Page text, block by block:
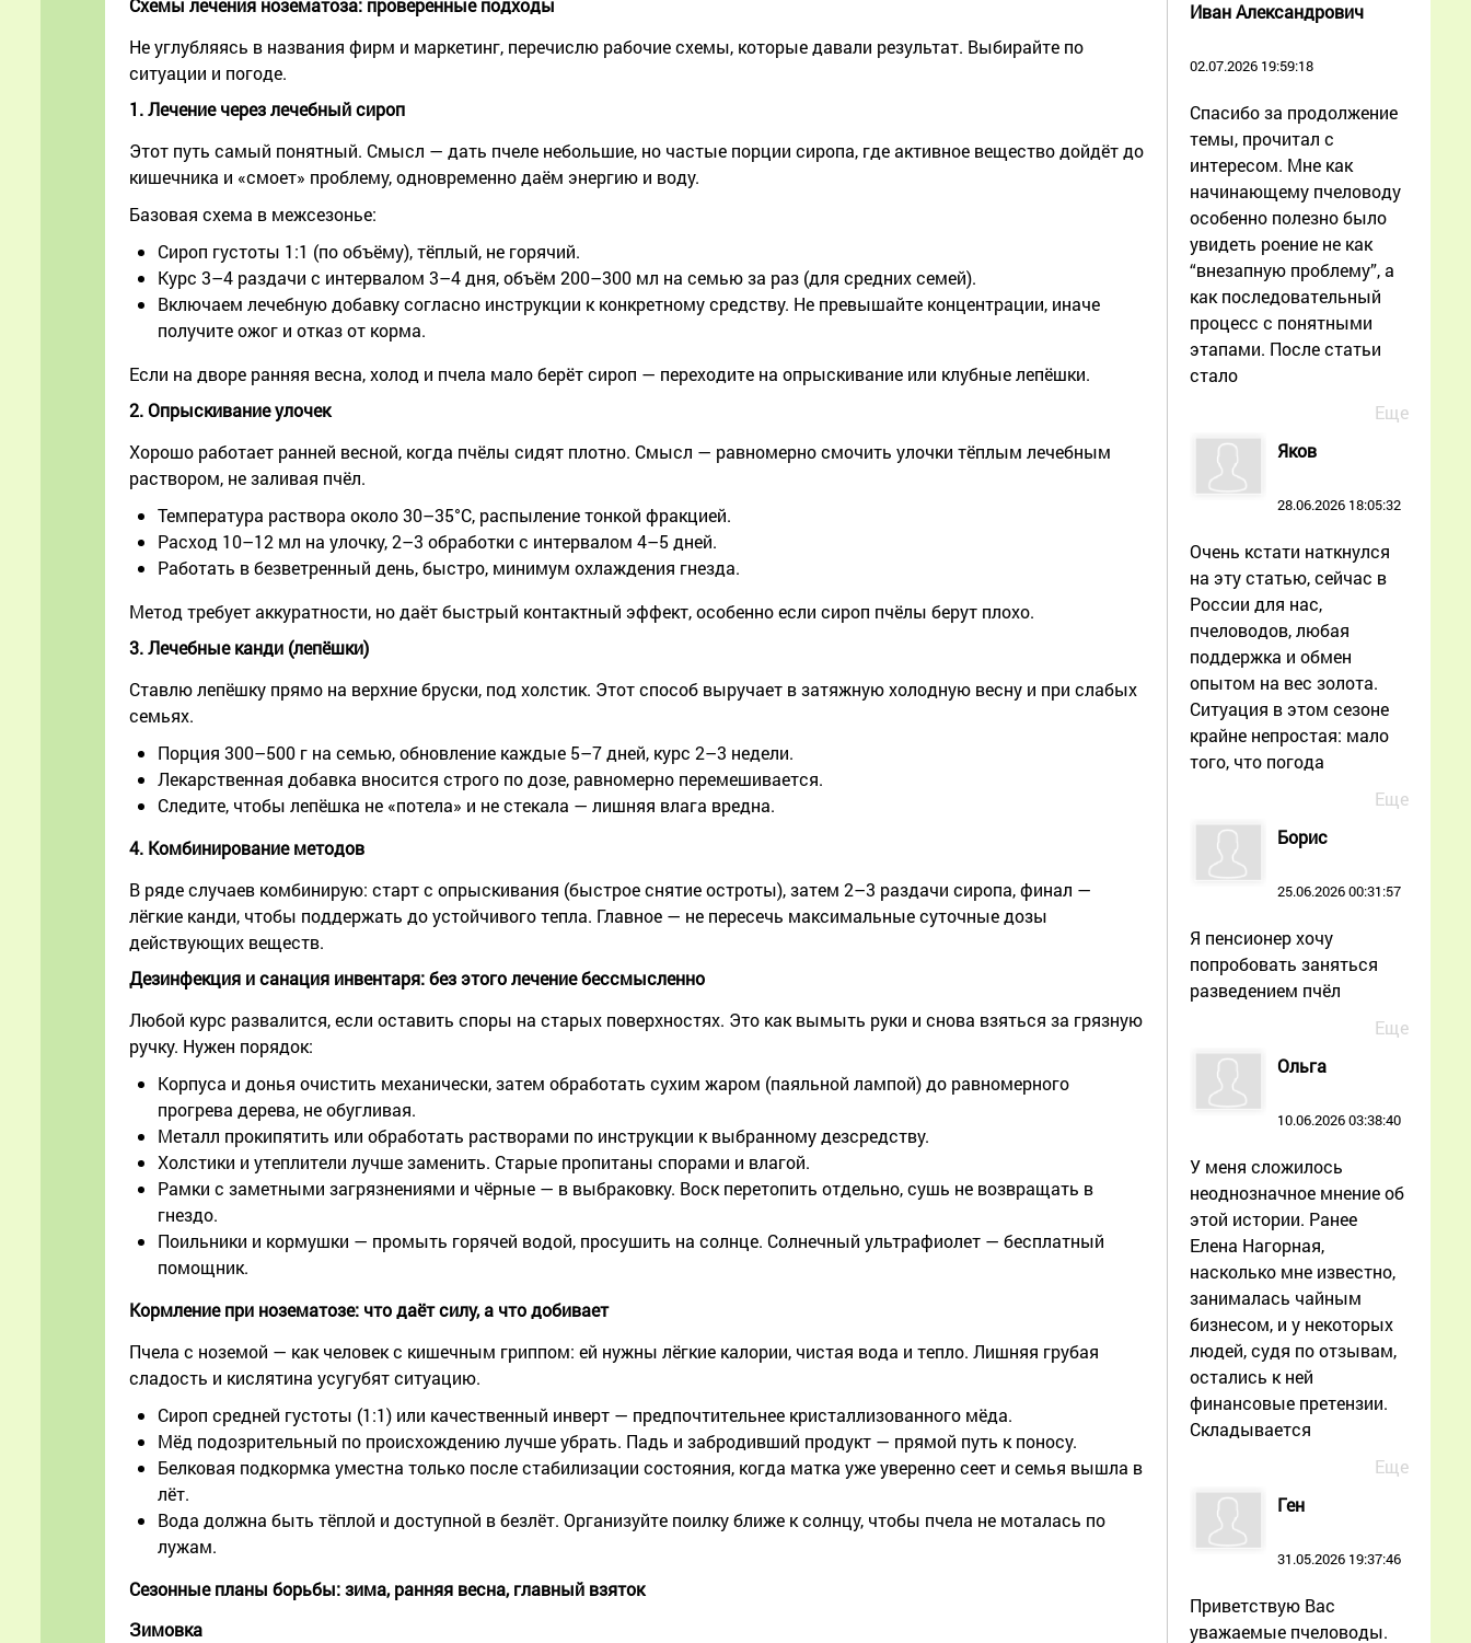
Схемы лечения нозематоза: проверенные подходы
Не углубляясь в названия фирм и маркетинг, перечислю рабочие схемы, которые давали результат. Выбирайте по
ситуации и погоде.
1. Лечение через лечебный сироп
Этот путь самый понятный. Смысл — дать пчеле небольшие, но частые порции сиропа, где активное вещество дойдёт до
кишечника и «смоет» проблему, одновременно даём энергию и воду.
Базовая схема в межсезонье:
Сироп густоты 1:1 (по объёму), тёплый, не горячий.
Курс 3–4 раздачи с интервалом 3–4 дня, объём 200–300 мл на семью за раз (для средних семей).
Включаем лечебную добавку согласно инструкции к конкретному средству. Не превышайте концентрации, иначе
получите ожог и отказ от корма.
Если на дворе ранняя весна, холод и пчела мало берёт сироп — переходите на опрыскивание или клубные лепёшки.
2. Опрыскивание улочек
Хорошо работает ранней весной, когда пчёлы сидят плотно. Смысл — равномерно смочить улочки тёплым лечебным
раствором, не заливая пчёл.
Температура раствора около 30–35°C, распыление тонкой фракцией.
Расход 10–12 мл на улочку, 2–3 обработки с интервалом 4–5 дней.
Работать в безветренный день, быстро, минимум охлаждения гнезда.
Метод требует аккуратности, но даёт быстрый контактный эффект, особенно если сироп пчёлы берут плохо.
3. Лечебные канди (лепёшки)
Ставлю лепёшку прямо на верхние бруски, под холстик. Этот способ выручает в затяжную холодную весну и при слабых
семьях.
Порция 300–500 г на семью, обновление каждые 5–7 дней, курс 2–3 недели.
Лекарственная добавка вносится строго по дозе, равномерно перемешивается.
Следите, чтобы лепёшка не «потела» и не стекала — лишняя влага вредна.
4. Комбинирование методов
В ряде случаев комбинирую: старт с опрыскивания (быстрое снятие остроты), затем 2–3 раздачи сиропа, финал —
лёгкие канди, чтобы поддержать до устойчивого тепла. Главное — не пересечь максимальные суточные дозы
действующих веществ.
Дезинфекция и санация инвентаря: без этого лечение бессмысленно
Любой курс развалится, если оставить споры на старых поверхностях. Это как вымыть руки и снова взяться за грязную
ручку. Нужен порядок:
Корпуса и донья очистить механически, затем обработать сухим жаром (паяльной лампой) до равномерного
прогрева дерева, не обугливая.
Металл прокипятить или обработать растворами по инструкции к выбранному дезсредству.
Холстики и утеплители лучше заменить. Старые пропитаны спорами и влагой.
Рамки с заметными загрязнениями и чёрные — в выбраковку. Воск перетопить отдельно, сушь не возвращать в
гнездо.
Поильники и кормушки — промыть горячей водой, просушить на солнце. Солнечный ультрафиолет — бесплатный
помощник.
Кормление при нозематозе: что даёт силу, а что добивает
Пчела с ноземой — как человек с кишечным гриппом: ей нужны лёгкие калории, чистая вода и тепло. Лишняя грубая
сладость и кислятина усугубят ситуацию.
Сироп средней густоты (1:1) или качественный инверт — предпочтительнее кристаллизованного мёда.
Мёд подозрительный по происхождению лучше убрать. Падь и забродивший продукт — прямой путь к поносу.
Белковая подкормка уместна только после стабилизации состояния, когда матка уже уверенно сеет и семья вышла в
лёт.
Вода должна быть тёплой и доступной в безлёт. Организуйте поилку ближе к солнцу, чтобы пчела не моталась по
лужам.
Сезонные планы борьбы: зима, ранняя весна, главный взяток
Зимовка
Иван Александрович
02.07.2026 19:59:18
Спасибо за продолжение
темы, прочитал с
интересом. Мне как
начинающему пчеловоду
особенно полезно было
увидеть роение не как
“внезапную проблему”, а
как последовательный
процесс с понятными
этапами. После статьи
стало
Еще
Яков
28.06.2026 18:05:32
Очень кстати наткнулся
на эту статью, сейчас в
России для нас,
пчеловодов, любая
поддержка и обмен
опытом на вес золота.
Ситуация в этом сезоне
крайне непростая: мало
того, что погода
Еще
Борис
25.06.2026 00:31:57
Я пенсионер хочу
попробовать заняться
разведением пчёл
Еще
Ольга
10.06.2026 03:38:40
У меня сложилось
неоднозначное мнение об
этой истории. Ранее
Елена Нагорная,
насколько мне известно,
занималась чайным
бизнесом, и у некоторых
людей, судя по отзывам,
остались к ней
финансовые претензии.
Складывается
Еще
Ген
31.05.2026 19:37:46
Приветствую Вас
уважаемые пчеловоды.